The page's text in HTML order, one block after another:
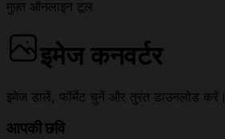
मुफ़्त ऑनलाइन टूल
इमेज कनवर्टर
इमेज डालें, फॉर्मेट चुनें और तुरंत डाउनलोड करें।
आपकी छवि